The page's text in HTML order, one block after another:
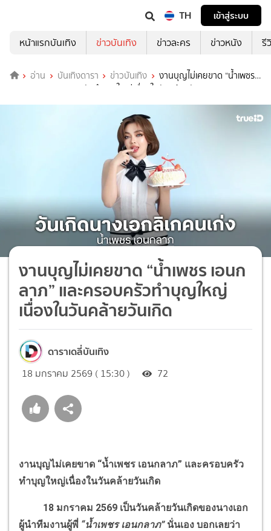
TH
เข้าสู่ระบบ
หน้าแรกบันเทิง
ข่าวบันเทิง ข่าวละคร ข่าวหนัง รี
อ่าน บันเทิงดารา ข่าวบันเทิง
งานบุญไม่เคยขาด “น้ำเพชร
เอนกลาภ” และครอบครัวทำบุญใหญ่เนื่องในวันคล้ายวันเกิด
งานบุญไม่เคยขาด “น้ำเพชร เอนก
ลาภ” และครอบครัวทำบุญใหญ่
เนื่องในวันคล้ายวันเกิด
ดาราเดลี่บันเทิง
18 มกราคม 2569 ( 15:30 ) 72
งานบุญไม่เคยขาด “น้ำเพชร เอนกลาภ” และครอบครัว
ทำบุญใหญ่เนื่องในวันคล้ายวันเกิด
18 มกราคม 2569 เป็นวันคล้ายวันเกิดของนางเอก
ผู้นำทีมงานผู้พี่ “น้ำเพชร เอนกลาภ”นั่นเอง บอกเลยว่า